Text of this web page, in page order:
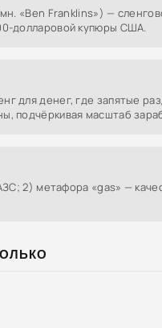
«Ben Franklins») —
долларовой купюры США.
для денег, где запятые
подчёркивая масштаб
2) метафора «gas» —